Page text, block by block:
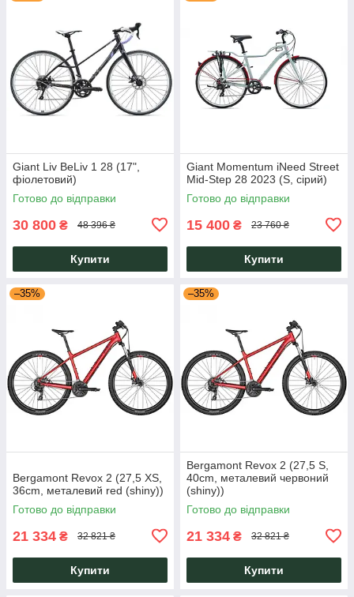
Giant Liv BeLiv 1 28 (17",
фіолетовий)
Готово до відправки
30 800 ₴ 48 396 ₴
Купити
Giant Momentum iNeed Street
Mid-Step 28 2023 (S, сірий)
Готово до відправки
15 400 ₴ 23 760 ₴
Купити
–35%
Bergamont Revox 2 (27,5 XS,
36cm, металевий red (shiny))
Готово до відправки
21 334 ₴ 32 821 ₴
Купити
–35%
Bergamont Revox 2 (27,5 S,
40cm, металевий червоний
(shiny))
Готово до відправки
21 334 ₴ 32 821 ₴
Купити